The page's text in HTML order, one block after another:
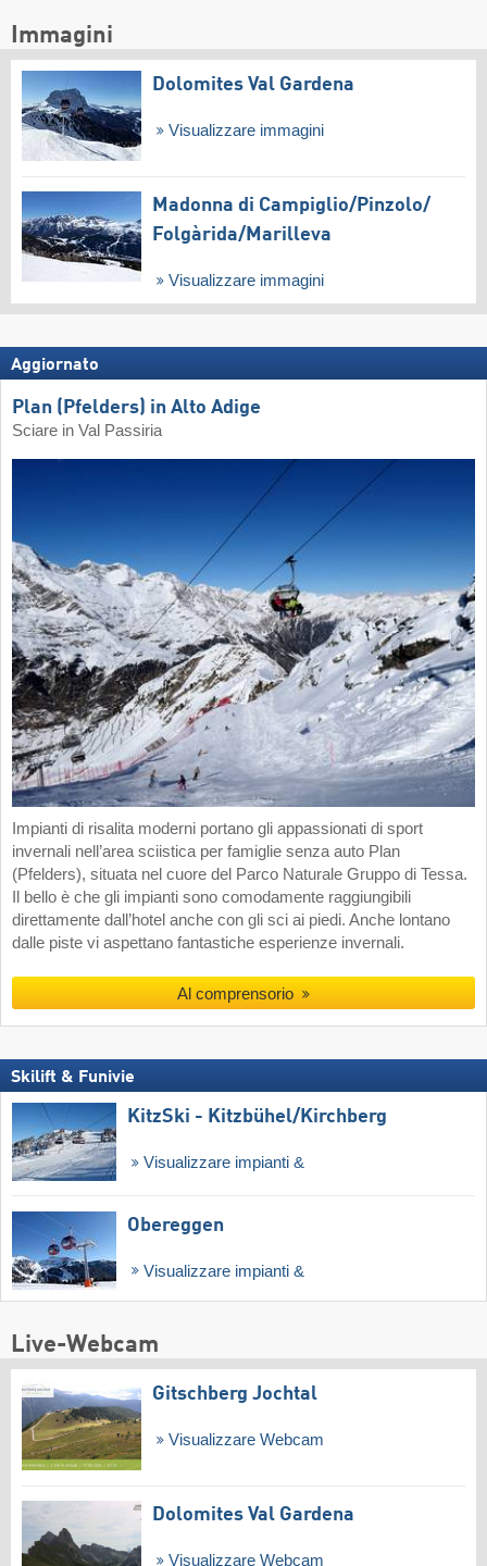
Immagini
Dolomites Val Gardena
Visualizzare immagini
Madonna di Campiglio/​Pinzolo/​
Folgàrida/​Marilleva
Visualizzare immagini
Aggiornato
Plan (Pfelders) in Alto Adige
Sciare in Val Passiria
Impianti di risalita moderni portano gli appassionati di sport
invernali nell’area sciistica per famiglie senza auto Plan
(Pfelders), situata nel cuore del Parco Naturale Gruppo di Tessa.
Il bello è che gli impianti sono comodamente raggiungibili
direttamente dall’hotel anche con gli sci ai piedi. Anche lontano
dalle piste vi aspettano fantastiche esperienze invernali.
Al comprensorio
Skilift & Funivie
KitzSki - Kitzbühel/​Kirchberg
Visualizzare impianti &
Obereggen
Visualizzare impianti &
Live-Webcam
Gitschberg Jochtal
Visualizzare Webcam
Dolomites Val Gardena
Visualizzare Webcam